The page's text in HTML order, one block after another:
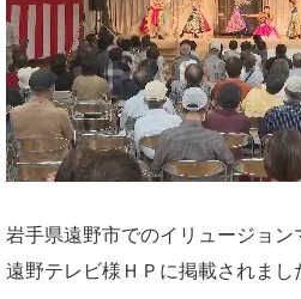
岩手県遠野市でのイリュージョ
遠野テレビ様ＨＰに掲載されまし